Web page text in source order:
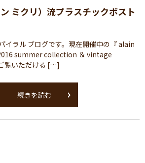
ミクリ）流プラスチックボスト
ラル ブログです。現在開催中の『 alain
summer collection ＆ vintage
覧いただける […]
続きを読む